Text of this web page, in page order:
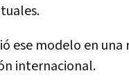
ese modelo en
internacional.